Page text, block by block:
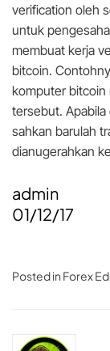
verification oleh
untuk
membuat kerja
bitcoin.
komputer bitcoin
tersebut.
sahkan barulah
dianugerahkan
admin
01/12/17
Posted in Forex